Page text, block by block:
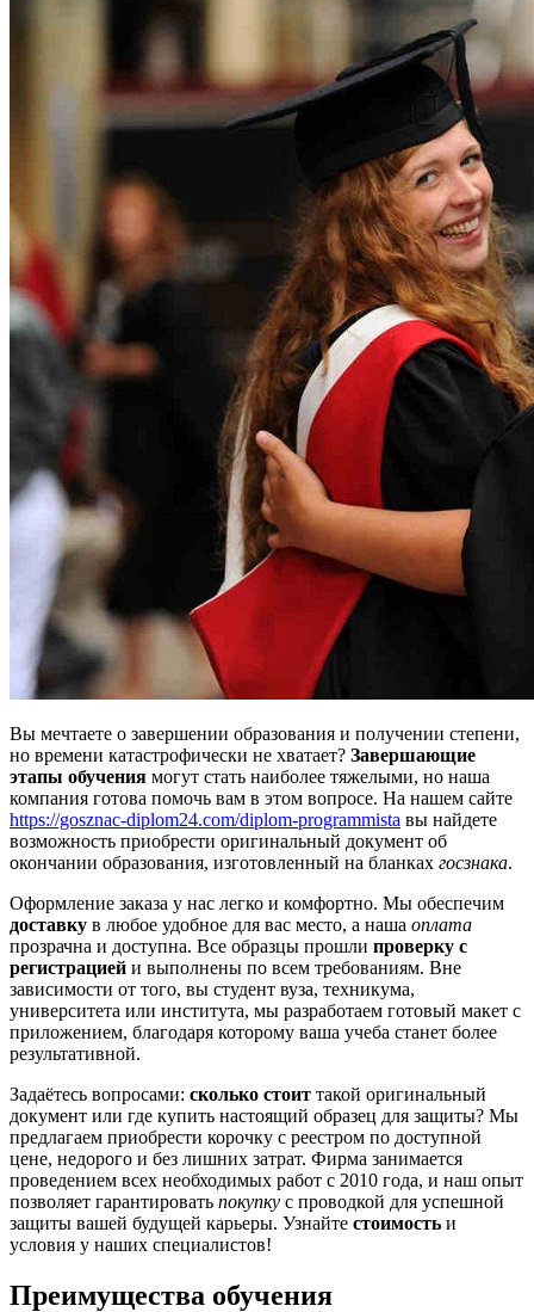
Вы мечтаете о завершении образования и получении степени,
но времени катастрофически не хватает? Завершающие
этапы обучения могут стать наиболее тяжелыми, но наша
компания готова помочь вам в этом вопросе. На нашем сайте
https://gosznac-diplom24.com/diplom-programmista вы найдете
возможность приобрести оригинальный документ об
окончании образования, изготовленный на бланках госзнака.
Оформление заказа у нас легко и комфортно. Мы обеспечим
доставку в любое удобное для вас место, а наша оплата
прозрачна и доступна. Все образцы прошли проверку с
регистрацией и выполнены по всем требованиям. Вне
зависимости от того, вы студент вуза, техникума,
университета или института, мы разработаем готовый макет с
приложением, благодаря которому ваша учеба станет более
результативной.
Задаётесь вопросами: сколько стоит такой оригинальный
документ или где купить настоящий образец для защиты? Мы
предлагаем приобрести корочку с реестром по доступной
цене, недорого и без лишних затрат. Фирма занимается
проведением всех необходимых работ с 2010 года, и наш опыт
позволяет гарантировать покупку с проводкой для успешной
защиты вашей будущей карьеры. Узнайте стоимость и
условия у наших специалистов!
Преимущества обучения